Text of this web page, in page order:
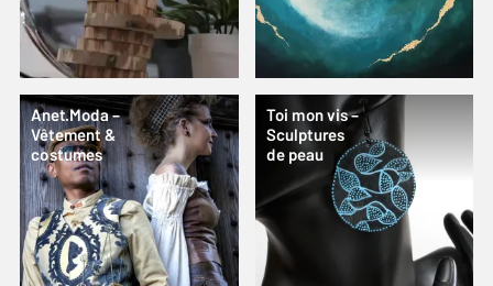
Anet.Moda –
Vêtement &
costumes
Toi mon vis –
Sculptures
de peau